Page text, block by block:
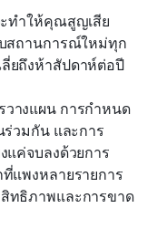
ะทำให้คุณสูญเสีย
สถานการณ์ใหม่ทุก
ยถึงห้าสัปดาห์ต่อปี
างแผน การกำหนด
ร่วมกัน และการ
แค่จบลงด้วยการ
แพงหลายรายการ
ทธิภาพและการขาด
การการประชุม